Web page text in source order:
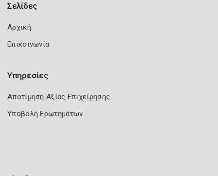
Σελίδες
Αρχική
Επικοινωνία
Υπηρεσίες
Αποτίμηση Αξίας Επιχείρησης
Υποβολή Ερωτημάτων